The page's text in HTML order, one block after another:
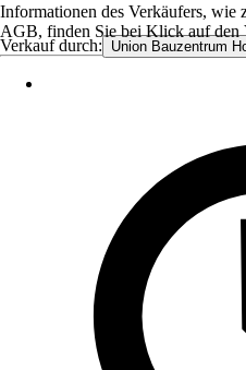
Verkauf durch: Union Bauzentrum
Informationen des Verkäufers, wie
AGB, finden Sie bei Klick auf den